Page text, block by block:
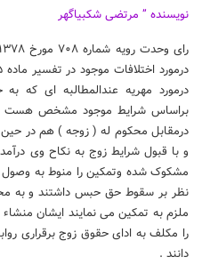
نویسنده ” مرتضی شکبیاگهر
درمورد مهریه عندالمطالبه ای که
براساس شرایط موجود مشخص هست
درمقابل محکوم له ( زوجه ) هم در
و با قبول شرایط زوج به نکاح وی
مشکوک شده وتمکین را منوط به وصول
نظر بر سقوط حق حبس داشتند و به
ملزم به تمکین می نمایند ایشان
را مکلف به ادای حقوق زوج برقراری
دانند .